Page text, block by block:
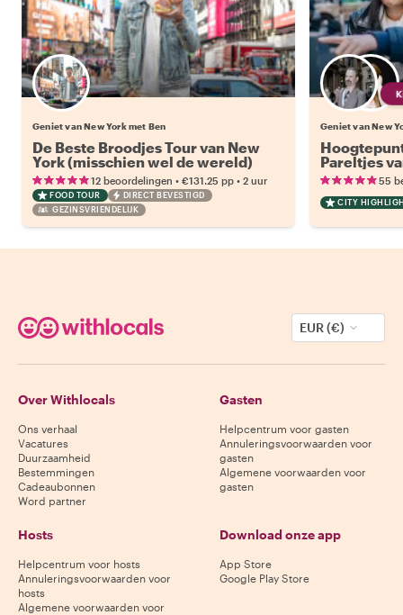
Geniet van New York met Ben
De Beste Broodjes Tour van New
York (misschien wel de wereld)
12 beoordelingen • €131.25 pp • 2 uur
FOOD TOUR
DIRECT BEVESTIGD
GEZINSVRIENDELIJK
Geniet van New
Pareltjes
Midtown55
CITY
EUR (€)
Over Withlocals
Ons verhaal
Vacatures
Duurzaamheid
Bestemmingen
Cadeaubonnen
Word partner
Gasten
Helpcentrum voor gasten
Annuleringsvoorwaarden voor
gasten
Algemene voorwaarden voor
gasten
Hosts
Helpcentrum voor hosts
Annuleringsvoorwaarden voor
hosts
Algemene voorwaarden voor
Download onze app
App Store
Google Play Store